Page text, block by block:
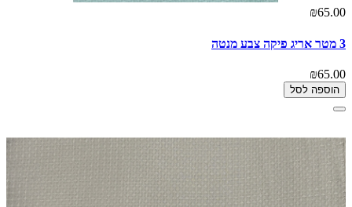
₪65.00
3 מטר אריג פיקה צבע מנטה
₪65.00
הוספה לסל